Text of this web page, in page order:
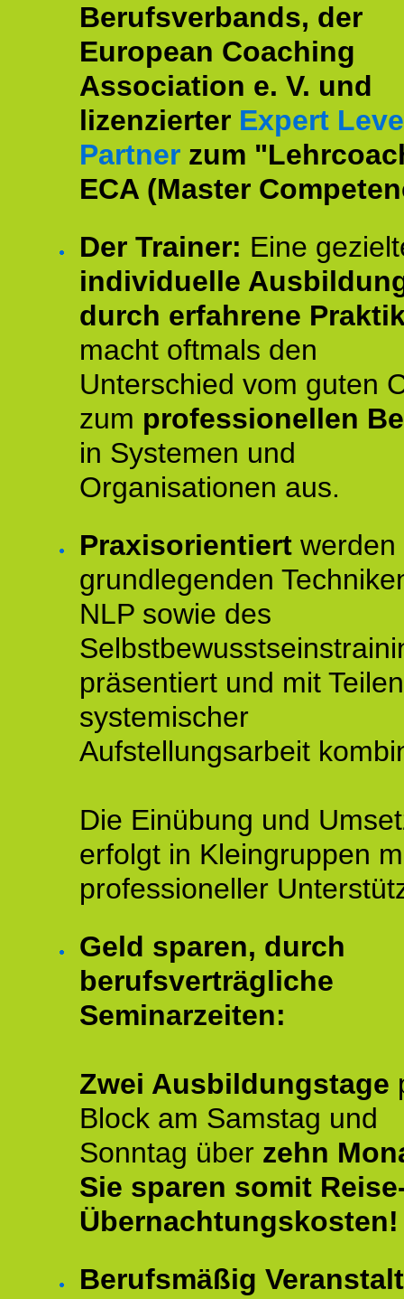
Berufsverbands, der
European Coaching
Association e. V. und
lizenzierter Expert
Partner zum
ECA (Master
Der Trainer: Eine
individuelle
durch erfahrene
macht oftmals den
Unterschied vom guten
zum professionellen
in Systemen und
Organisationen aus.
Praxisorientiert werden
grundlegenden
NLP sowie des
präsentiert und mit Teilen
systemischer
Aufstellungsarbeit
Die Einübung und
erfolgt in Kleingruppen
professioneller
Geld sparen, durch
berufsverträgliche
Seminarzeiten:
Zwei Ausbildungstage
Block am Samstag und
Sonntag über zehn
Sie sparen somit
Übernachtungskosten!
Berufsmäßig